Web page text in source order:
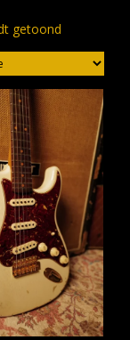
getoondGesorteerd
op
nieuwste